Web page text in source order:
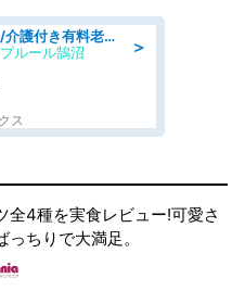
＞
介護職員/残業ほぼなし/介護付き有料老人ホームの介護職/夜勤専従
ルール鵠沼
ス
全4種を実食レビュー!可愛さ
っちりで大満足。